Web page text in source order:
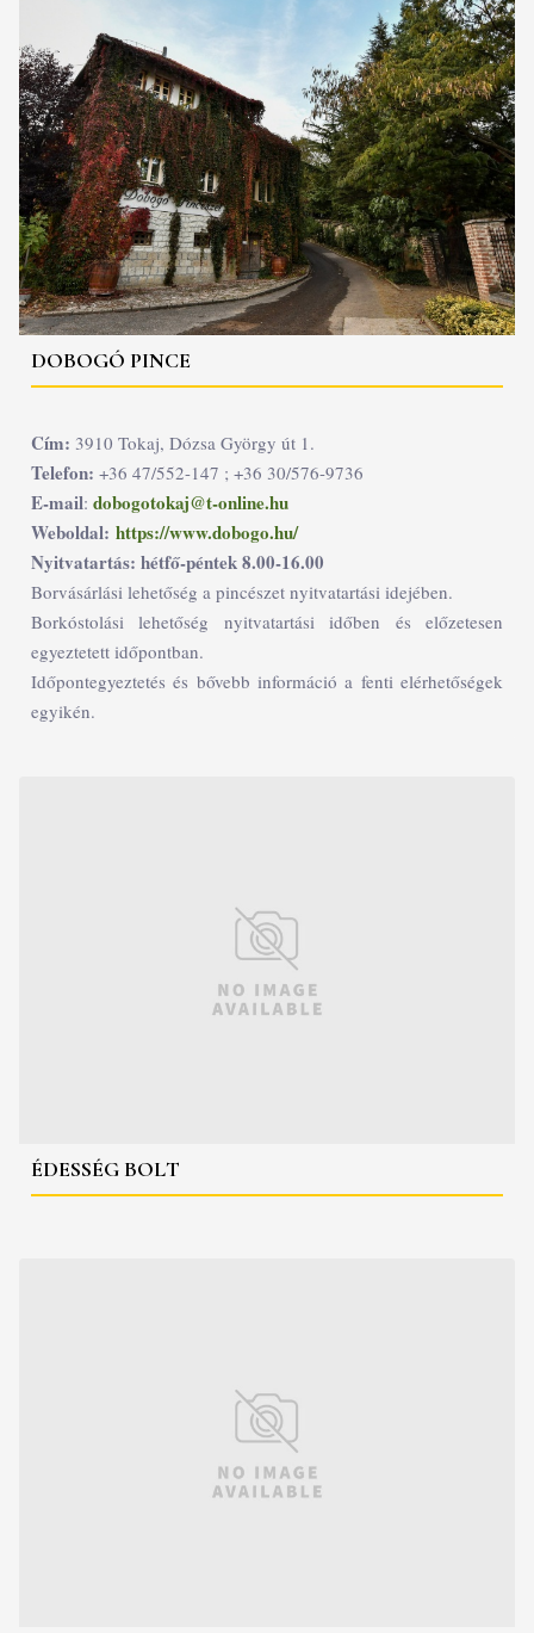
DOBOGÓ PINCE
Cím: 3910 Tokaj, Dózsa György út 1.
Telefon: +36 47/552-147 ; +36 30/576-9736
E-mail: dobogotokaj@t-online.hu
Weboldal: https://www.dobogo.hu/
Nyitvatartás: hétfő-péntek 8.00-16.00
Borvásárlási lehetőség a pincészet nyitvatartási idejében.
Borkóstolási lehetőség nyitvatartási időben és előzetesen
egyeztetett időpontban.
Időpontegyeztetés és bővebb információ a fenti elérhetőségek
egyikén.
ÉDESSÉG BOLT